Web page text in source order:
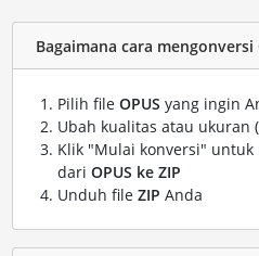
Bagaimana cara mengonversi
Pilih file OPUS yang ingin
Ubah kualitas atau ukuran
Klik "Mulai konversi" untuk
dari OPUS ke ZIP
Unduh file ZIP Anda